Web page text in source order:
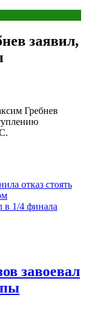
заявил,
Гребнев
отказ стоять
1/4 финала
завоевал